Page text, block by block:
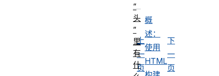
上
一
页
概
述：
使用
HTML
下
一
页
“
头
”
里
有
什